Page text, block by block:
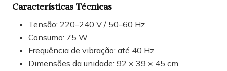
Características Técnicas
Tensão: 220–240 V / 50–60 Hz
Consumo: 75 W
Frequência de vibração: até 40 Hz
Dimensões da unidade: 92 × 39 × 45 cm